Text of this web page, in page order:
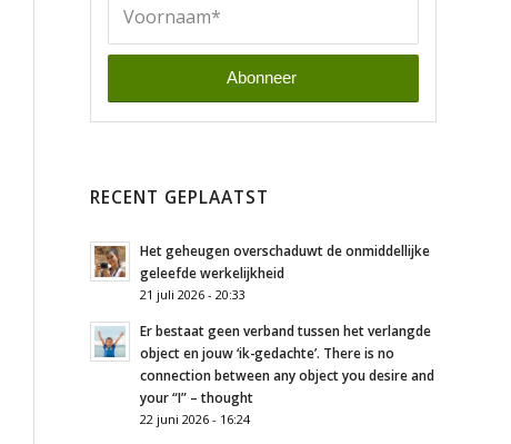
RECENT GEPLAATST
Het geheugen overschaduwt de onmiddellijke
geleefde werkelijkheid
21 juli 2026 - 20:33
Er bestaat geen verband tussen het verlangde
object en jouw ‘ik-gedachte’. There is no
connection between any object you desire and
your “I” – thought
22 juni 2026 - 16:24